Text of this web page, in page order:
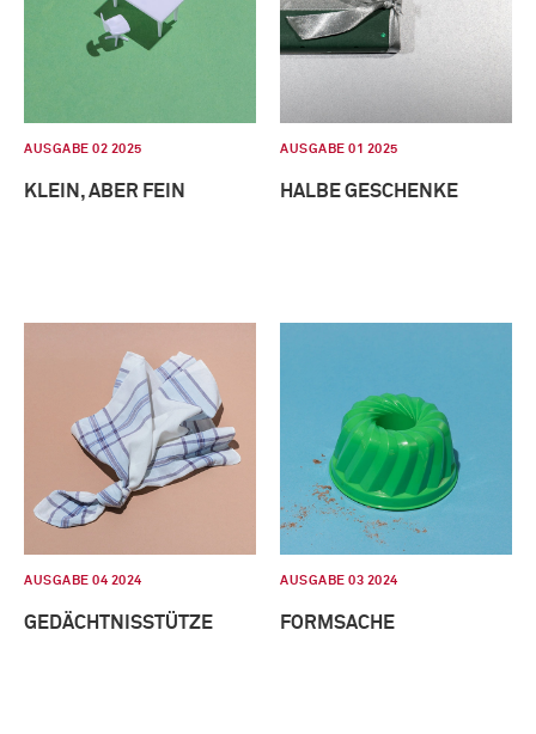
AUSGABE 02 2025
KLEIN, ABER FEIN
AUSGABE 01 2025
HALBE GESCHENKE
AUSGABE 04 2024
GEDÄCHTNISSTÜTZE
AUSGABE 03 2024
FORMSACHE